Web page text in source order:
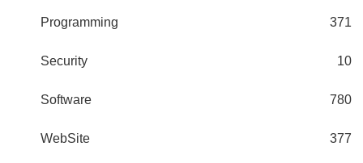
Programming 371
Security 10
Software 780
WebSite 377